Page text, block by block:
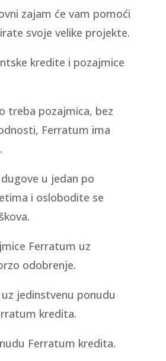
zajam će vam pomoći
svoje velike projekte.
kredite i pozajmice
treba pozajmica, bez
Ferratum ima
u jedan po
i oslobodite se
Ferratum uz
odobrenje.
jedinstvenu ponudu
kredita.
Ferratum kredita.